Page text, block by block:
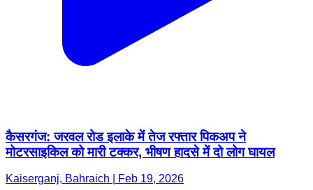
कैसरगंज: जरवल रोड इलाके में तेज रफ्तार पिकअप ने
मोटरसाइकिल को मारी टक्कर, भीषण हादसे में दो लोग घायल
Kaiserganj, Bahraich | Feb 19, 2026